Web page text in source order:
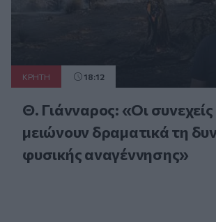
ΚΡΗΤΗ 18:12
Θ. Γιάνναρος: «Οι
μειώνουν δραματικά τη
φυσικής αναγέννησης»